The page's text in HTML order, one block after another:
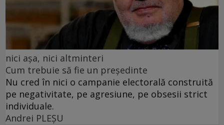
nici așa, nici altminteri
Cum trebuie să fie un președinte
Nu cred în nici o campanie electorală construită
pe negativitate, pe agresiune, pe obsesii strict
individuale.
Andrei PLEŞU